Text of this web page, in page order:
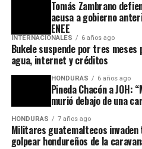
Tomás Zambrano
acusa a gobierno
ENEE
INTERNACIONALES 6 años ago
Bukele suspende por tres
agua, internet y créditos
HONDURAS 6 años ago
Pineda Chacón a JOH:
murió debajo de una
HONDURAS 7 años ago
Militares guatemaltecos
golpear hondureños de la